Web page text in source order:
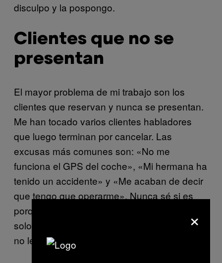
disculpo y la pospongo.
Clientes que no se
presentan
El mayor problema de mi trabajo son los
clientes que reservan y nunca se presentan.
Me han tocado varios clientes habladores
que luego terminan por cancelar. Las
excusas más comunes son: «No me
funciona el GPS del coche», «Mi hermana ha
tenido un accidente» y «Me acaban de decir
que tengo que operarme». Nunca sé si es
porque se rajan en el último momento o si
solo se excitan simplemente con reservar y
no les interesa ir más allá.
×